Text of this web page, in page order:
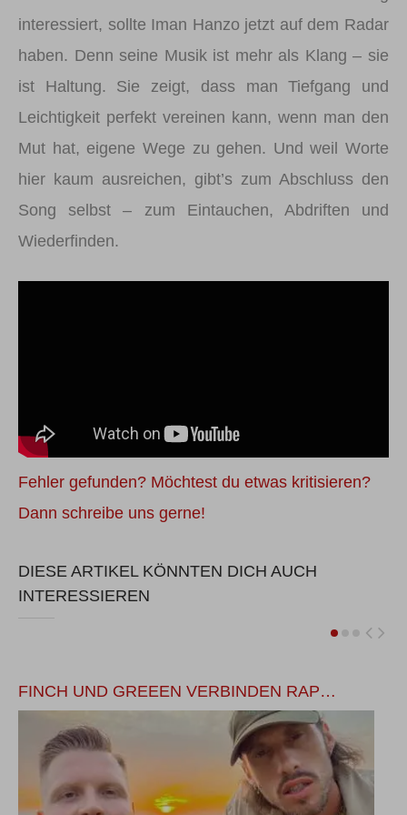
interessiert, sollte Iman Hanzo jetzt auf dem Radar
haben. Denn seine Musik ist mehr als Klang – sie
ist Haltung. Sie zeigt, dass man Tiefgang und
Leichtigkeit perfekt vereinen kann, wenn man den
Mut hat, eigene Wege zu gehen. Und weil Worte
hier kaum ausreichen, gibt’s zum Abschluss den
Song selbst – zum Eintauchen, Abdriften und
Wiederfinden.
Fehler gefunden? Möchtest du etwas kritisieren?
Dann schreibe uns gerne!
DIESE ARTIKEL KÖNNTEN DICH AUCH
INTERESSIEREN
FINCH UND GREEEN VERBINDEN RAP…